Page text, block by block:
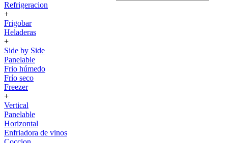
Refrigeracion
+
Frigobar
Heladeras
+
Side by Side
Panelable
Frio húmedo
Frío seco
Freezer
+
Vertical
Panelable
Horizontal
Enfriadora de vinos